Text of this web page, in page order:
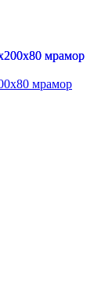
мрамор